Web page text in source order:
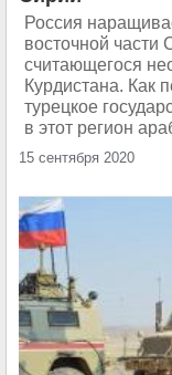
Россия
восточной
считающегося
Курдистана. Как
турецкое
в этот регион
15 сентября 2020